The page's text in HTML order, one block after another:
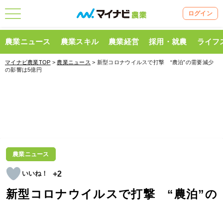
ログイン
農業ニュース 農業スキル 農業経営 採用・就農 ライフ
マイナビ農業TOP > 農業ニュース > 新型コロナウイルスで打撃 “農泊”の需要減少
の影響は5億円
農業ニュース
+2
新型コロナウイルスで打撃 “農泊”の